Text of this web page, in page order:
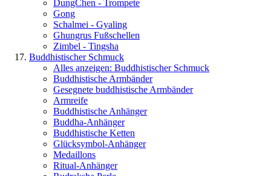
DungChen - Trompete
Gong
Schalmei - Gyaling
Ghungrus Fußschellen
Zimbel - Tingsha
Buddhistischer Schmuck
Alles anzeigen: Buddhistischer Schmuck
Buddhistische Armbänder
Gesegnete buddhistische Armbänder
Armreife
Buddhistische Anhänger
Buddha-Anhänger
Buddhistische Ketten
Glücksymbol-Anhänger
Medaillons
Ritual-Anhänger